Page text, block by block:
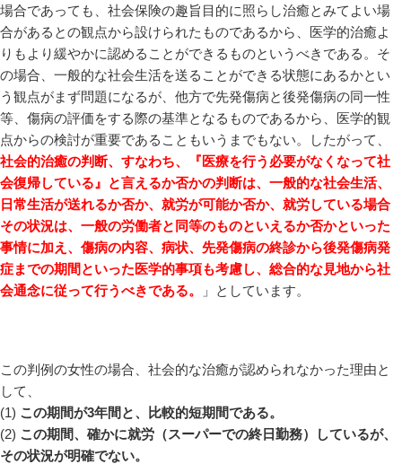
場合であっても、社会保険の趣旨目的に照らし治癒とみてよい場
合があるとの観点から設けられたものであるから、医学的治癒よ
りもより緩やかに認めることができるものというべきである。そ
の場合、一般的な社会生活を送ることができる状態にあるかとい
う観点がまず問題になるが、他方で先発傷病と後発傷病の同一性
等、傷病の評価をする際の基準となるものであるから、医学的観
点からの検討が重要であることもいうまでもない。したがって、
社会的治癒の判断、すなわち、『医療を行う必要がなくなって社
会復帰している』と言えるか否かの判断は、一般的な社会生活、
日常生活が送れるか否か、就労が可能か否か、就労している場合
その状況は、一般の労働者と同等のものといえるか否かといった
事情に加え、傷病の内容、病状、先発傷病の終診から後発傷病発
症までの期間といった医学的事項も考慮し、総合的な見地から社
会通念に従って行うべきである。
」としています。
この判例の女性の場合、社会的な治癒が認められなかった理由と
して、
(1) この期間が3年間と、比較的短期間である。
(2) この期間、確かに就労（スーパーでの終日勤務）しているが、
その状況が明確でない。